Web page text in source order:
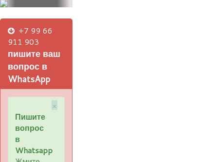
+7 99 66
911 903
пишите ваш
вопрос в
WhatsApp
×
Пишите
вопрос
в
Whatsapp